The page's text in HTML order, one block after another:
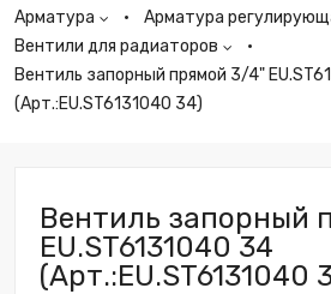
Арматура
Арматура
Вентили для радиаторов
Вентиль запорный прямой 3/4"
(Арт.:EU.ST6131040 34)
Вентиль запорный
EU.ST6131040 34
(Арт.:EU.ST6131040